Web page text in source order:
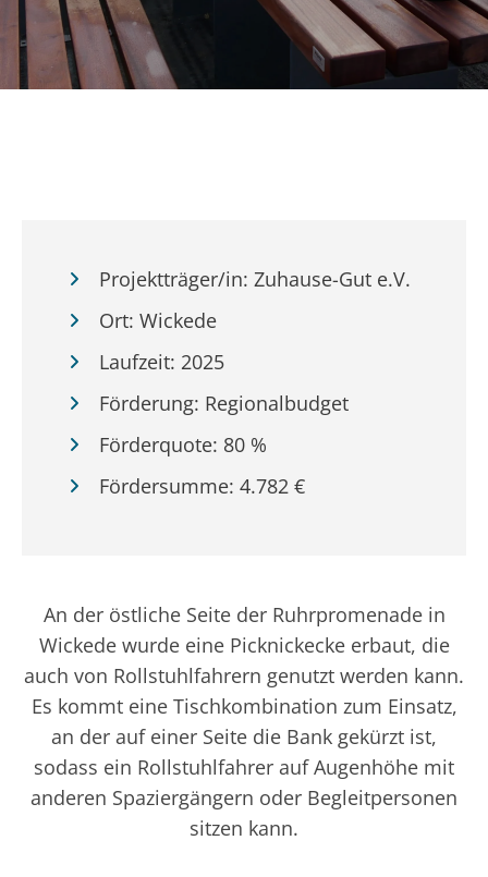
Projektträger/in: Zuhause-Gut e.V.
Ort: Wickede
Laufzeit: 2025
Förderung: Regionalbudget
Förderquote: 80 %
Fördersumme: 4.782 €
An der östliche Seite der Ruhrpromenade in
Wickede wurde eine Picknickecke erbaut, die
auch von Rollstuhlfahrern genutzt werden kann.
Es kommt eine Tischkombination zum Einsatz,
an der auf einer Seite die Bank gekürzt ist,
sodass ein Rollstuhlfahrer auf Augenhöhe mit
anderen Spaziergängern oder Begleitpersonen
sitzen kann.